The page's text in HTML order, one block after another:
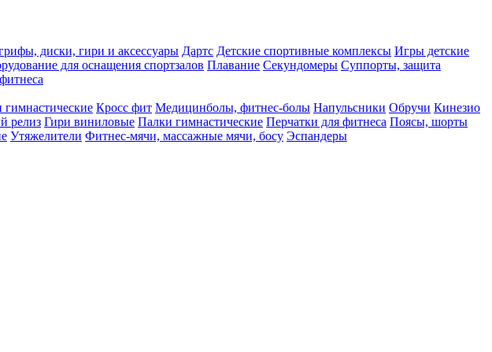
диски, гири и аксессуары Дартс Детские спортивные комплексы Игры детские
для оснащения спортзалов Плавание Секундомеры Суппорты, защита
гимнастические Кросс фит Медицинболы, фитнес-болы Напульсники Обручи Кинезио
релиз Гири виниловые Палки гимнастические Перчатки для фитнеса Поясы, шорты
Утяжелители Фитнес-мячи, массажные мячи, босу Эспандеры